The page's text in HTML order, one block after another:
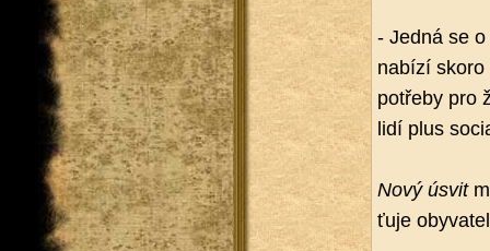
- Jedná se
na­bí­zí
po­tře­by pro
lidí plus
Nový úsvit
ťu­je